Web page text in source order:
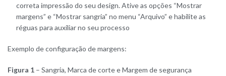
correta impressão do seu design. Ative as opções “Mostrar
margens” e “Mostrar sangria” no menu “Arquivo” e habilite as
réguas para auxiliar no seu processo
Exemplo de configuração de margens:
Figura 1 – Sangria, Marca de corte e Margem de segurança